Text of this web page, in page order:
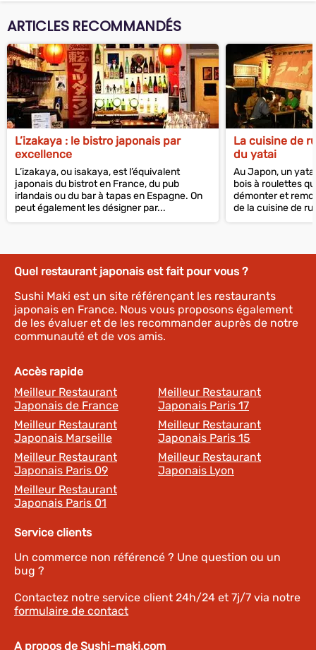
ARTICLES RECOMMANDÉS
L’izakaya : le bistro japonais par
excellence
L’izakaya, ou isakaya, est l’équivalent
japonais du bistrot en France, du pub
irlandais ou du bar à tapas en Espagne. On
peut également les désigner par...
La cuisine de
du yatai
Au Japon, un
bois à roulettes
démonter et
de la cuisine de
Quel restaurant japonais est fait pour vous ?
Sushi Maki est un site référençant les restaurants
japonais en France. Nous vous proposons également
de les évaluer et de les recommander auprès de notre
communauté et de vos amis.
Accès rapide
Meilleur Restaurant
Japonais de France
Meilleur Restaurant
Japonais Paris 17
Meilleur Restaurant
Japonais Marseille
Meilleur Restaurant
Japonais Paris 15
Meilleur Restaurant
Japonais Paris 09
Meilleur Restaurant
Japonais Lyon
Meilleur Restaurant
Japonais Paris 01
Service clients
Un commerce non référencé ? Une question ou un
bug ?
Contactez notre service client 24h/24 et 7j/7 via notre
formulaire de contact
A propos de Sushi-maki.com